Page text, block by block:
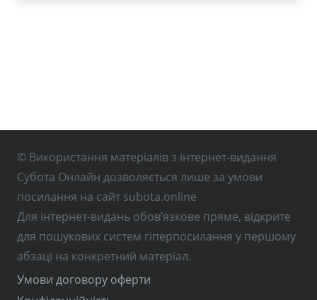
© Використання матеріалів з інтернет-видання
Субота Онлайн дозволяється лише за умови
посилання на сайт subota.online
Для інтернет-видань обов’язкове пряме, відкрите
для пошукових систем гіперпосилання у першому
абзаці на конкретний матеріал.
Умови договору оферти